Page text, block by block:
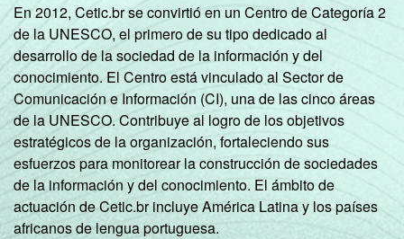
En 2012, Cetic.br se convirtió en un Centro de Categoría 2
de la UNESCO, el primero de su tipo dedicado al
desarrollo de la sociedad de la información y del
conocimiento. El Centro está vinculado al Sector de
Comunicación e Información (CI), una de las cinco áreas
de la UNESCO. Contribuye al logro de los objetivos
estratégicos de la organización, fortaleciendo sus
esfuerzos para monitorear la construcción de sociedades
de la información y del conocimiento. El ámbito de
actuación de Cetic.br incluye América Latina y los países
africanos de lengua portuguesa.